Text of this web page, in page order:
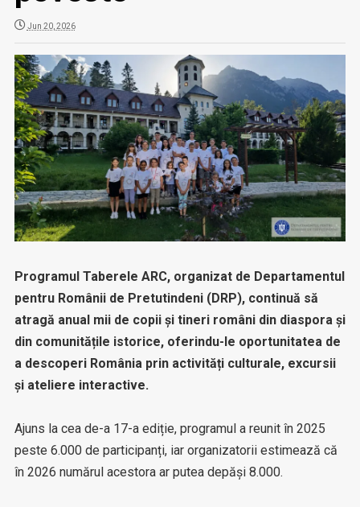
Jun 20, 2026
Programul Taberele ARC, organizat de Departamentul
pentru Românii de Pretutindeni (DRP), continuă să
atragă anual mii de copii și tineri români din diaspora și
din comunitățile istorice, oferindu-le oportunitatea de
a descoperi România prin activități culturale, excursii
și ateliere interactive.
Ajuns la cea de-a 17-a ediție, programul a reunit în 2025
peste 6.000 de participanți, iar organizatorii estimează că
în 2026 numărul acestora ar putea depăși 8.000.